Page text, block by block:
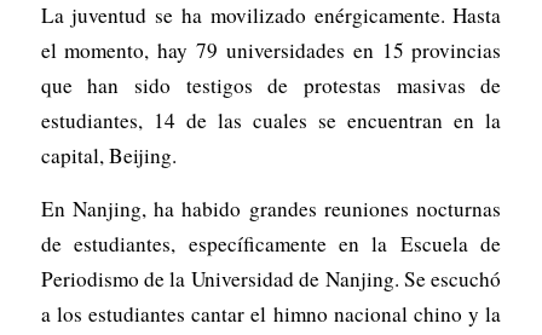
La juventud se ha movilizado enérgicamente. Hasta
el momento, hay 79 universidades en 15 provincias
que han sido testigos de protestas masivas de
estudiantes, 14 de las cuales se encuentran en la
capital, Beijing.
En Nanjing, ha habido grandes reuniones nocturnas
de estudiantes, específicamente en la Escuela de
Periodismo de la Universidad de Nanjing. Se escuchó
a los estudiantes cantar el himno nacional chino y la